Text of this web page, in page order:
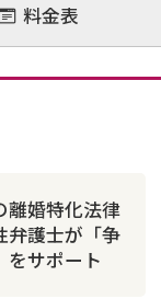
離婚裁判
モラハラ
料金表
離婚特化法律
弁護士が「争
をサポート